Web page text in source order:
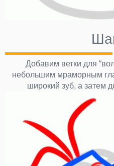
Добавим ветки для
небольшим мраморным
широкий зуб, а затем